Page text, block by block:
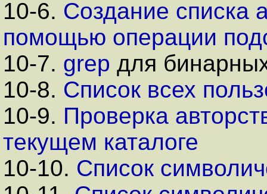
10-6. Создание списка
помощью операции
10-7. grep для
10-8. Список всех
10-9. Проверка
текущем каталоге
10-10. Список